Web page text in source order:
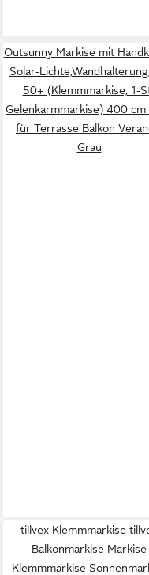
Outsunny Markise mit
Solar-
50+ (Klemmmarkise, 1-
Gelenkarmmarkise) 400
für Terrasse Balkon
Grau
tillvex Klemmmarkise
Balkonmarkise Markise
Klemmmarkise